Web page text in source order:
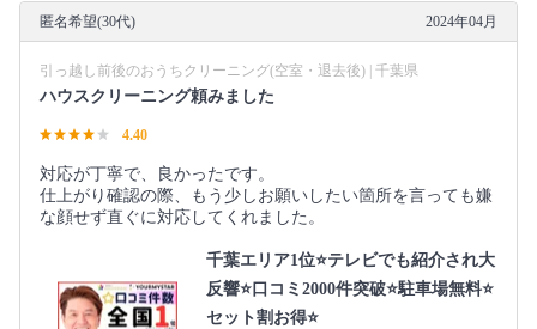
匿名希望(30代) 2024年04月
引っ越し前後のおうちクリーニング(空室・退去後) | 千葉県
ハウスクリーニング頼みました
4.40
対応が丁寧で、良かったです。
仕上がり確認の際、もう少しお願いしたい箇所を言っても嫌
な顔せず直ぐに対応してくれました。
千葉エリア1位⭐テレビでも紹介され大
反響⭐️口コミ2000件突破⭐️駐車場無料⭐
セット割お得⭐